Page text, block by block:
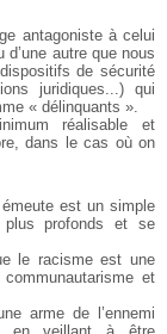
antagoniste à celui
autre que nous
de sécurité
juridiques...) qui
« délinquants ».
réalisable et
dans le cas où on
est un simple
plus profonds et se
le racisme est une
et
arme de l’ennemi